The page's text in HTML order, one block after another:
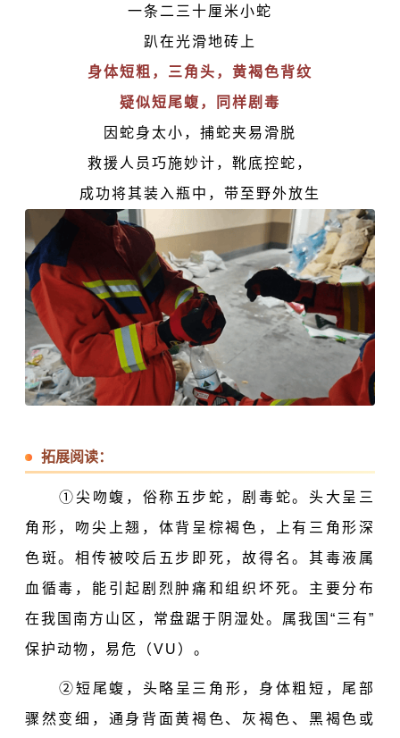
一条二三十厘米小蛇
趴在光滑地砖上
身体短粗，三角头，黄褐色背纹
疑似短尾蝮 ，同样剧毒
因蛇身太小，捕蛇夹易滑脱
救援人员巧施妙计，靴底控蛇，
成功将其装入瓶中，带至野外放生
拓展阅读：
①尖吻蝮 ，俗称五步蛇，剧毒蛇。头大呈三
角形，
吻尖上翘，体背呈棕褐色，上有三角形深
色斑。相传被咬后五步即死，故得名。其毒液属
血循毒，能引起剧烈肿痛和组织坏死。主要分布
在我国南方山区，常盘踞于阴湿处。属我国“三有”
保护动物，易危（VU）。
②短尾蝮， 头略呈三角形，身体粗短，尾部
骤然变细， 通身背面黄褐色、灰褐色、黑褐色或